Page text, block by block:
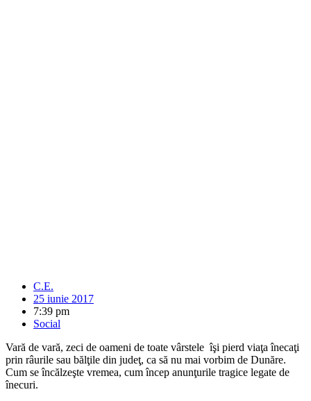
C.E.
25 iunie 2017
7:39 pm
Social
Vară de vară, zeci de oameni de toate vârstele îşi pierd viaţa înecaţi
prin râurile sau bălţile din judeţ, ca să nu mai vorbim de Dunăre.
Cum se încălzeşte vremea, cum încep anunţurile tragice legate de
înecuri.